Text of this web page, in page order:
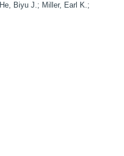
He, Biyu J.; Miller, Earl K.;